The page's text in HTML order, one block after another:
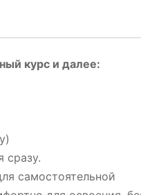
курс и далее:
сразу.
самостоятельной